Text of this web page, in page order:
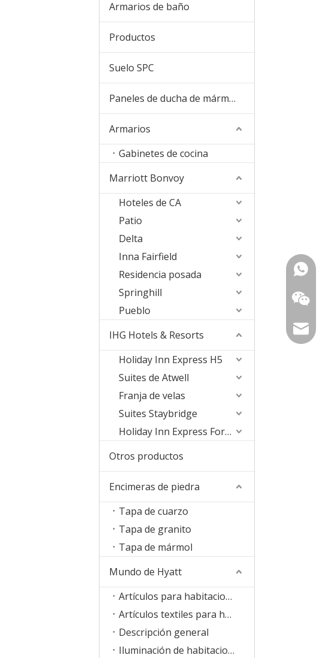
Armarios de baño
Productos
Suelo SPC
Paneles de ducha de mármol de cultura
Armarios
Gabinetes de cocina
Marriott Bonvoy
Hoteles de CA
Patio
Delta
Inna Fairfield
Residencia posada
Springhill
Pueblo
IHG Hotels & Resorts
Holiday Inn Express H5
Suites de Atwell
Franja de velas
Suites Staybridge
Holiday Inn Express Formula Blue2.0
Otros productos
Encimeras de piedra
Tapa de cuarzo
Tapa de granito
Tapa de mármol
Mundo de Hyatt
Artículos para habitaciones
Artículos textiles para habitaciones
Descripción general
Iluminación de habitaciones
+ 86-